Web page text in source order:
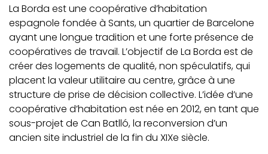
La Borda est une coopérative d’habitation
espagnole fondée à Sants, un quartier de Barcelone
ayant une longue tradition et une forte présence de
coopératives de travail. L’objectif de La Borda est de
créer des logements de qualité, non spéculatifs, qui
placent la valeur utilitaire au centre, grâce à une
structure de prise de décision collective. L’idée d’une
coopérative d’habitation est née en 2012, en tant que
sous-projet de Can Batlló, la reconversion d’un
ancien site industriel de la fin du XIXe siècle.